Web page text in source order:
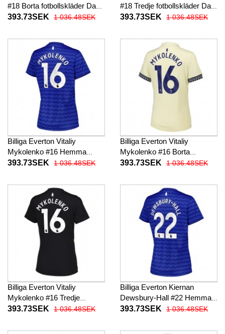
#18 Borta fotbollskläder Dam
2025-26 Kortärmad
393.73SEK 1 036.48SEK
#18 Tredje fotbollskläder Dam
2025-26 Kortärmad
393.73SEK 1 036.48SEK
Billiga Everton Vitaliy
Mykolenko #16 Hemma
fotbollskläder Dam 2025-26
393.73SEK 1 036.48SEK
Billiga Everton Vitaliy
Mykolenko #16 Borta
fotbollskläder Dam 2025-26
393.73SEK 1 036.48SEK
Billiga Everton Vitaliy
Mykolenko #16 Tredje
fotbollskläder Dam 2025-26
393.73SEK 1 036.48SEK
Billiga Everton Kiernan
Dewsbury-Hall #22 Hemma
fotbollskläder Dam 2025-26
393.73SEK 1 036.48SEK